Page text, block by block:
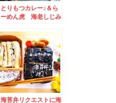
とりもつカレー♪＆ら
ーめん虎 海老しじみ
ルメ☆
海苔弁リクエストに海